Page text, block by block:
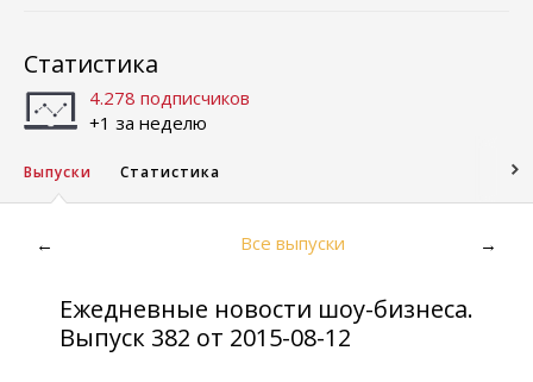
Статистика
4.278 подписчиков
+1 за неделю
Выпуски Статистика
← Все выпуски →
Ежедневные новости шоу-бизнеса.
Выпуск 382 от 2015-08-12